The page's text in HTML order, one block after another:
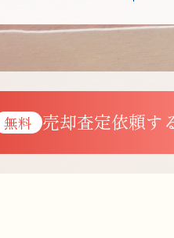
無料 売却査定依頼す